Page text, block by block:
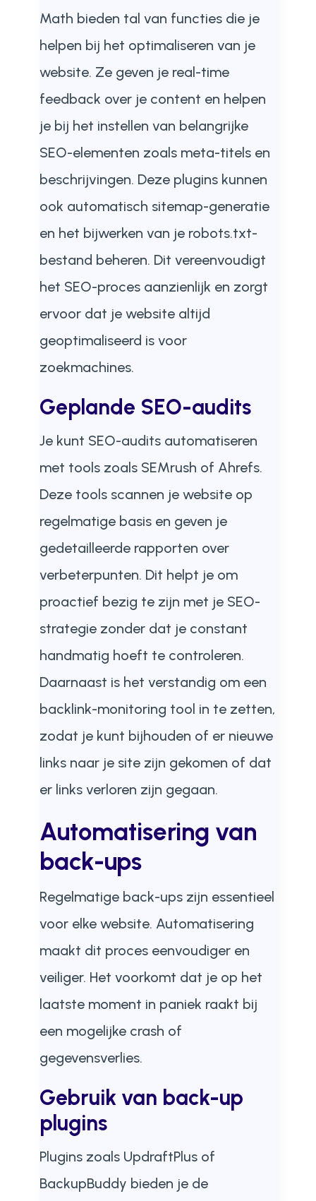
Math bieden tal van functies die je
helpen bij het optimaliseren van je
website. Ze geven je real-time
feedback over je content en helpen
je bij het instellen van belangrijke
SEO-elementen zoals meta-titels en
beschrijvingen. Deze plugins kunnen
ook automatisch sitemap-generatie
en het bijwerken van je robots.txt-
bestand beheren. Dit vereenvoudigt
het SEO-proces aanzienlijk en zorgt
ervoor dat je website altijd
geoptimaliseerd is voor
zoekmachines.
Geplande SEO-audits
Je kunt SEO-audits automatiseren
met tools zoals SEMrush of Ahrefs.
Deze tools scannen je website op
regelmatige basis en geven je
gedetailleerde rapporten over
verbeterpunten. Dit helpt je om
proactief bezig te zijn met je SEO-
strategie zonder dat je constant
handmatig hoeft te controleren.
Daarnaast is het verstandig om een
backlink-monitoring tool in te zetten,
zodat je kunt bijhouden of er nieuwe
links naar je site zijn gekomen of dat
er links verloren zijn gegaan.
Automatisering van
back-ups
Regelmatige back-ups zijn essentieel
voor elke website. Automatisering
maakt dit proces eenvoudiger en
veiliger. Het voorkomt dat je op het
laatste moment in paniek raakt bij
een mogelijke crash of
gegevensverlies.
Gebruik van back-up
plugins
Plugins zoals UpdraftPlus of
BackupBuddy bieden je de